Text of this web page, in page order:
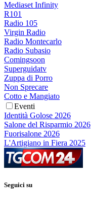
Mediaset Infinity
R101
Radio 105
Virgin Radio
Radio Montecarlo
Radio Subasio
Comingsoon
Superguidatv
Zuppa di Porro
Non Sprecare
Cotto e Mangiato
Eventi
Identità Golose 2026
Salone del Risparmio 2026
Fuorisalone 2026
L'Artigiano in Fiera 2025
Seguici su